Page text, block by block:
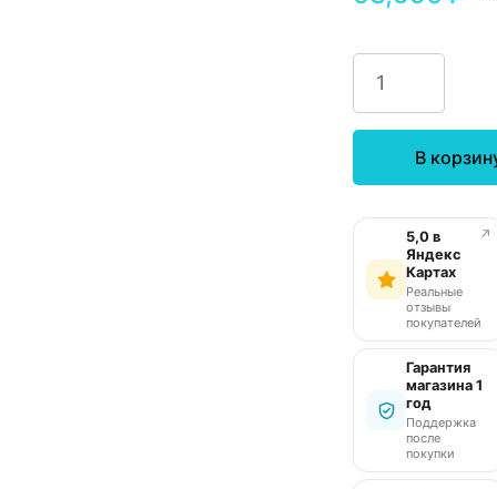
В
5,0 в
Яндекс
Картах
Реальные
отзывы
покупателей
↗
Гарантия
магазина 1
год
Поддержка
после
покупки